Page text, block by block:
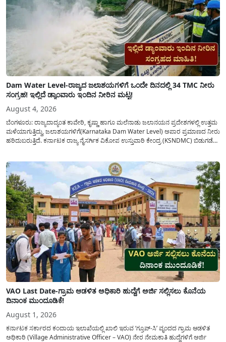
Dam Water Level-ರಾಜ್ಯದ ಜಲಾಶಯಗಳಿಗೆ ಒಂದೇ ದಿನದಲ್ಲಿ 34 TMC ನೀರು
ಸಂಗ್ರಹ! ಇಲ್ಲಿದೆ ಡ್ಯಾಂವಾರು ಇಂದಿನ ನೀರಿನ ಮಟ್ಟ!
August 4, 2026
ಬೆಂಗಳೂರು: ರಾಜ್ಯದಾದ್ಯಂತ ಕಾವೇರಿ, ಕೃಷ್ಣಾ ಹಾಗೂ ಮಲೆನಾಡು ಜಲಾನಯನ ಪ್ರದೇಶಗಳಲ್ಲಿ ಉತ್ತಮ
ಮಳೆಯಾಗುತ್ತಿದ್ದು, ಜಲಾಶಯಗಳಿಗೆ(Karnataka Dam Water Level) ಅಪಾರ ಪ್ರಮಾಣದ ನೀರು
ಹರಿದುಬರುತ್ತಿದೆ. ಕರ್ನಾಟಕ ರಾಜ್ಯ ನೈಸರ್ಗಿಕ ವಿಕೋಪ ಉಸ್ತುವಾರಿ ಕೇಂದ್ರ (KSNDMC) ಬಿಡುಗಡೆ
VAO Last Date-ಗ್ರಾಮ ಆಡಳಿತ ಅಧಿಕಾರಿ ಹುದ್ದೆಗೆ ಅರ್ಜಿ ಸಲ್ಲಿಸಲು ಕೊನೆಯ
ದಿನಾಂಕ ಮುಂದೂಡಿಕೆ!
August 1, 2026
ಕರ್ನಾಟಕ ಸರ್ಕಾರದ ಕಂದಾಯ ಇಲಾಖೆಯಲ್ಲಿ ಖಾಲಿ ಇರುವ ‘ಗ್ರೂಪ್-ಸಿ’ ವೃಂದದ ಗ್ರಾಮ ಆಡಳಿತ
ಅಧಿಕಾರಿ (Village Administrative Officer – VAO) ನೇರ ನೇಮಕಾತಿ ಹುದ್ದೆಗಳಿಗೆ ಅರ್ಜಿ